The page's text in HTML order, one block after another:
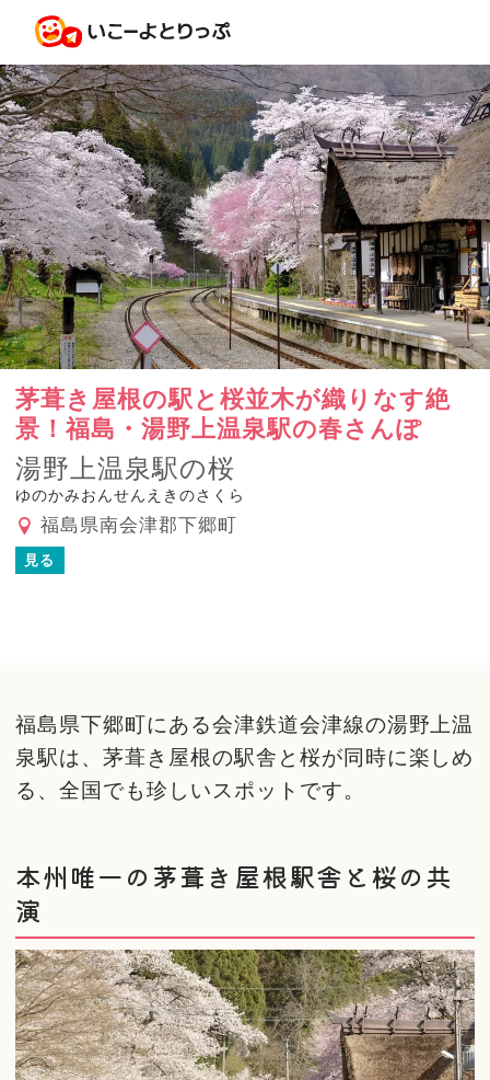
茅葺き屋根の駅と桜並木が織りなす絶
景！福島・湯野上温泉駅の春さんぽ
湯野上温泉駅の桜
ゆのかみおんせんえきのさくら
福島県南会津郡下郷町
見る
福島県下郷町にある会津鉄道会津線の湯野上温
泉駅は、茅葺き屋根の駅舎と桜が同時に楽しめ
る、全国でも珍しいスポットです。
本州唯一の茅葺き屋根駅舎と桜の共
演